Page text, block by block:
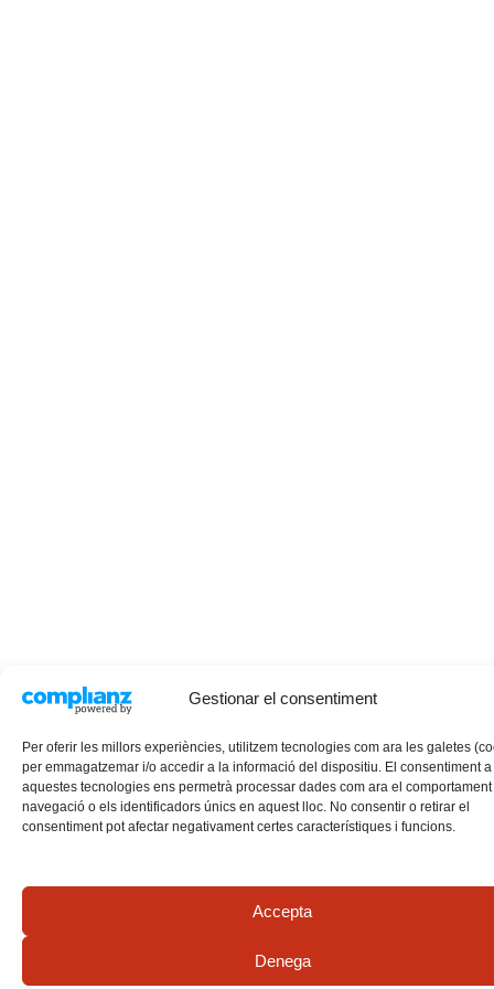
Gestionar el consentiment
Per oferir les millors experiències, utilitzem tecnologies com ara les galetes
per emmagatzemar i/o accedir a la informació del dispositiu. El consentiment a
aquestes tecnologies ens permetrà processar dades com ara el
navegació o els identificadors únics en aquest lloc. No consentir o retirar el
consentiment pot afectar negativament certes característiques i funcions.
Accepta
Denega